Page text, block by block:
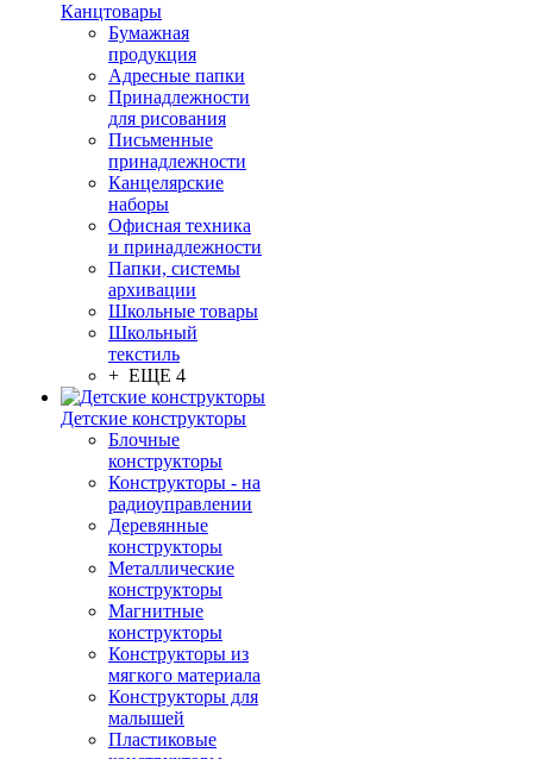
Канцтовары
Бумажная
продукция
Адресные папки
Принадлежности
для рисования
Письменные
принадлежности
Канцелярские
наборы
Офисная техника
и принадлежности
Папки, системы
архивации
Школьные товары
Школьный
текстиль
+ ЕЩЕ 4
Детские конструкторы
Блочные
конструкторы
Конструкторы - на
радиоуправлении
Деревянные
конструкторы
Металлические
конструкторы
Магнитные
конструкторы
Конструкторы из
мягкого материала
Конструкторы для
малышей
Пластиковые